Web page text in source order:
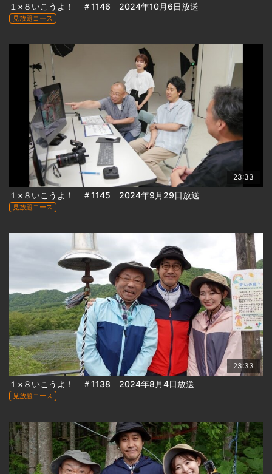
１×８いこうよ！ ＃1146 2024年10月6日放送
見放題コース
23:33
１×８いこうよ！ ＃1145 2024年9月29日放送
見放題コース
23:33
１×８いこうよ！ ＃1138 2024年8月4日放送
見放題コース